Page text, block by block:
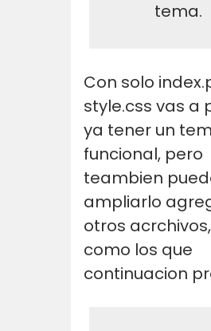
tema.
Con solo
style.css vas a
ya tener un
funcional, pero
teambien
ampliarlo
otros
como los que
continuacion